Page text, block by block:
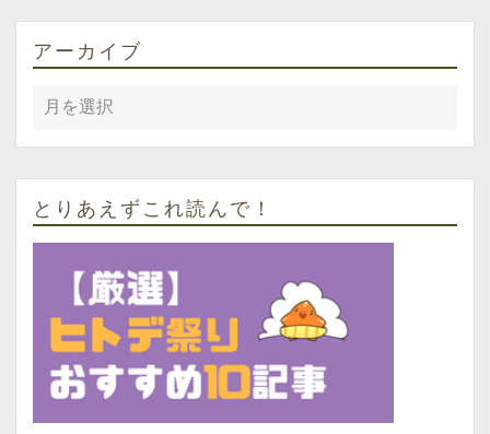
アーカイブ
とりあえずこれ読んで！